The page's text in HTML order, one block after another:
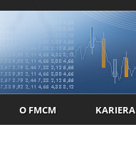
O FMCM KARIERA